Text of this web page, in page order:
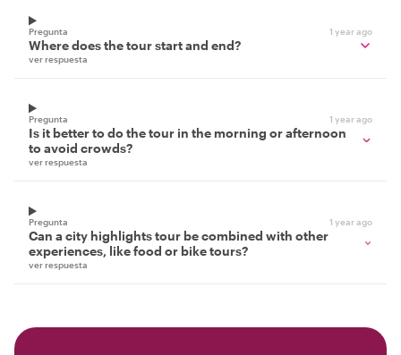
Pregunta 1 year ago
Where does the tour start and end?
ver respuesta
Pregunta 1 year ago
Is it better to do the tour in the morning or afternoon
to avoid crowds?
ver respuesta
Pregunta 1 year ago
Can a city highlights tour be combined with other
experiences, like food or bike tours?
ver respuesta